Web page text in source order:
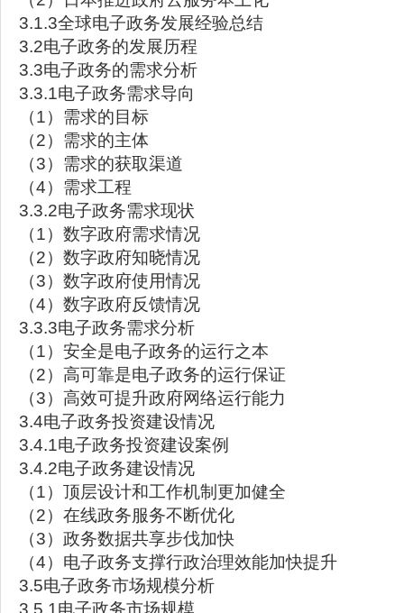
3.1.3全球电子政务发展经验总结
3.2电子政务的发展历程
3.3电子政务的需求分析
3.3.1电子政务需求导向
（1）需求的目标
（2）需求的主体
（3）需求的获取渠道
（4）需求工程
3.3.2电子政务需求现状
（1）数字政府需求情况
（2）数字政府知晓情况
（3）数字政府使用情况
（4）数字政府反馈情况
3.3.3电子政务需求分析
（1）安全是电子政务的运行之本
（2）高可靠是电子政务的运行保证
（3）高效可提升政府网络运行能力
3.4电子政务投资建设情况
3.4.1电子政务投资建设案例
3.4.2电子政务建设情况
（1）顶层设计和工作机制更加健全
（2）在线政务服务不断优化
（3）政务数据共享步伐加快
（4）电子政务支撑行政治理效能加快提升
3.5电子政务市场规模分析
3.5.1电子政务市场规模